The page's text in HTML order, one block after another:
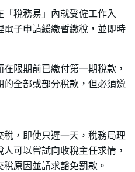
「稅務易」內就受僱工作入
子申請緩繳暫繳稅，並即時
限期前已繳付第一期稅款，
全部或部分稅款，但必須遵
，即使只遲一天，稅務局理
可以嘗試向收稅主任求情，
原因並請求豁免罰款。